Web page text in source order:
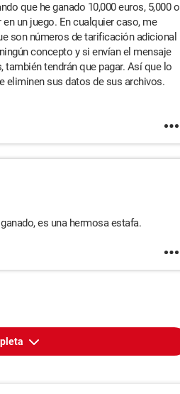
que he ganado 10,000 euros, 5,000 o
un juego. En cualquier caso, me
son números de tarificación adicional
concepto y si envían el mensaje
tendrán que pagar. Así que lo
eliminen sus datos de sus archivos.
es una hermosa estafa.